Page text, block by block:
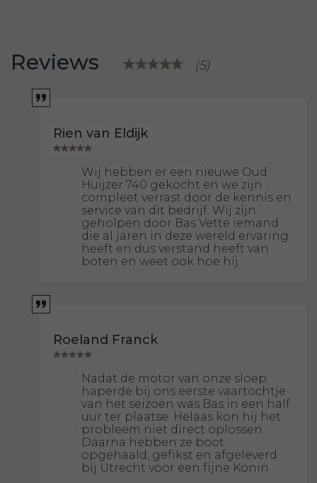
Reviews (5)
Rien van Eldijk
Wij hebben er een nieuwe Oud
Huijzer 740 gekocht en we zijn
compleet verrast door de kennis en
service van dit bedrijf. Wij zijn
geholpen door Bas Vette iemand
die al jaren in deze wereld ervaring
heeft en dus verstand heeft van
boten en weet ook hoe hij
Roeland Franck
Nadat de motor van onze sloep
haperde bij ons eerste vaartochtje
van het seizoen was Bas in een half
uur ter plaatse. Helaas kon hij het
probleem niet direct oplossen.
Daarna hebben ze boot
opgehaald, gefikst en afgeleverd
bij Utrecht voor een fijne Konin